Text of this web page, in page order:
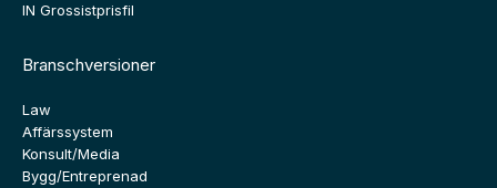
IN Grossistprisfil
Branschversioner
Law
Affärssystem
Konsult/Media
Bygg/Entreprenad